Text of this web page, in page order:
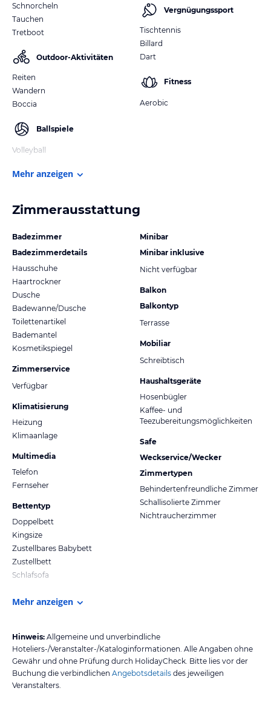
Schnorcheln
Tauchen
Tretboot
Outdoor-Aktivitäten
Reiten
Wandern
Boccia
Ballspiele
Volleyball
Vergnügungssport
Tischtennis
Billard
Dart
Fitness
Aerobic
Mehr anzeigen
Zimmerausstattung
Badezimmer
Badezimmerdetails
Hausschuhe
Haartrockner
Dusche
Badewanne/Dusche
Toilettenartikel
Bademantel
Kosmetikspiegel
Zimmerservice
Verfügbar
Klimatisierung
Heizung
Klimaanlage
Multimedia
Telefon
Fernseher
Bettentyp
Doppelbett
Kingsize
Zustellbares Babybett
Zustellbett
Schlafsofa
Minibar
Minibar inklusive
Nicht verfügbar
Balkon
Balkontyp
Terrasse
Mobiliar
Schreibtisch
Haushaltsgeräte
Hosenbügler
Kaffee- und
Teezubereitungsmöglichkeiten
Safe
Weckservice/Wecker
Zimmertypen
Behindertenfreundliche Zimmer
Schallisolierte Zimmer
Nichtraucherzimmer
Mehr anzeigen
Hinweis: Allgemeine und unverbindliche
Hoteliers-/Veranstalter-/Kataloginformationen. Alle Angaben ohne
Gewähr und ohne Prüfung durch HolidayCheck. Bitte lies vor der
Buchung die verbindlichen Angebotsdetails des jeweiligen
Veranstalters.